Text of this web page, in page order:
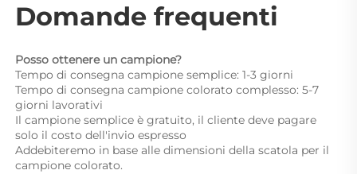
Domande frequenti
Posso ottenere un campione?
Tempo di consegna campione semplice: 1-3 giorni
Tempo di consegna campione colorato complesso: 5-7
giorni lavorativi
Il campione semplice è gratuito, il cliente deve pagare
solo il costo dell'invio espresso
Addebiteremo in base alle dimensioni della scatola per il
campione colorato.